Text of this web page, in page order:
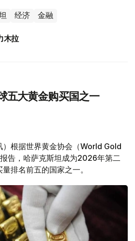
经济 金融
木拉
五大黄金购买国之一
）根据世界黄金协会（World Gold
告，哈萨克斯坦成为2026年第二
排名前五的国家之一。